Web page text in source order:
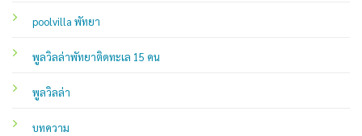
poolvilla พัทยา
พูลวิลล่าพัทยาติดทะเล 15 คน
พูลวิลล่า
บทความ